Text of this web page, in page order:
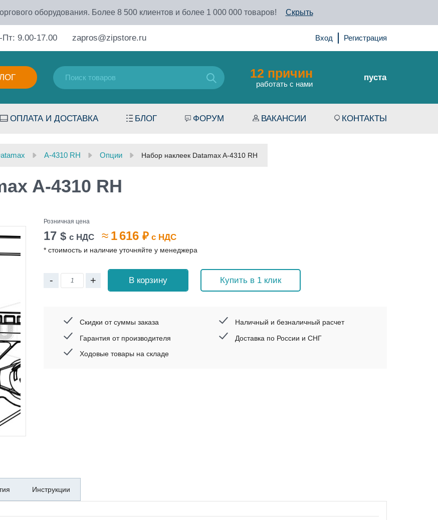
оборудования. Более 8 500 клиентов и более 1 000 000 товаров! Скрыть
Пт: 9.00-17.00 zapros@zipstore.ru Вход Регистрация
12 причин
работать с нами
пуста
ОПЛАТА И ДОСТАВКА БЛОГ ФОРУМ ВАКАНСИИ КОНТАКТЫ
A-4310 RH Опции Набор наклеек Datamax A-4310 RH
A-4310 RH
Розничная цена
17 $ с НДС ≈ 1 616 ₽ с НДС
* стоимость и наличие уточняйте у менеджера
- + В корзину Купить в 1 клик
Скидки от суммы заказа
Гарантия от производителя
Ходовые товары на складе
Наличный и безналичный расчет
Доставка по России и СНГ
Инструкции